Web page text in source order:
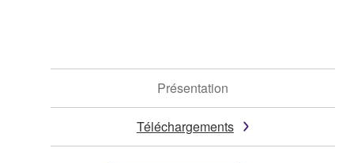
Présentation
Téléchargements